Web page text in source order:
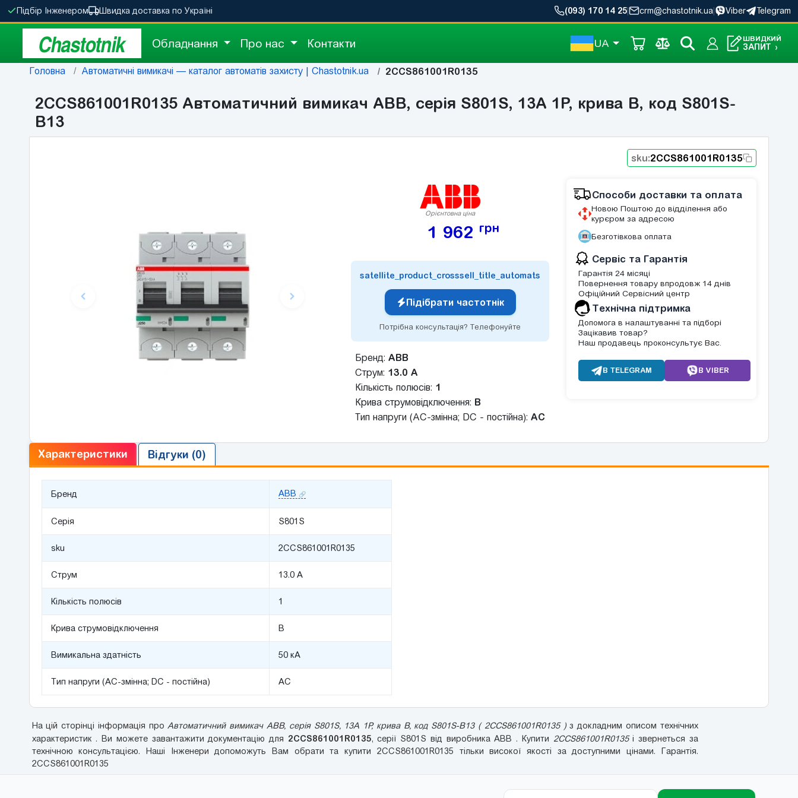
Підбір Інженером Швидка доставка по Україні (093) 170 14 25 crm@chastotnik.ua Viber Telegram
Chastotnik Обладнання Про нас Контакти UA ШВИДКИЙ
ЗАПИТ ›
Головна Автоматичні вимикачі — каталог автоматів захисту | Chastotnik.ua 2CCS861001R0135
2CCS861001R0135 Автоматичний вимикач ABB, серія S801S, 13А 1P, крива B, код S801S-
B13
sku:2CCS861001R0135
Орієнтовна ціна
1 962 грн
satellite_product_crosssell_title_automats
Підібрати частотнік
Потрібна консультація? Телефонуйте
Бренд:ABB
Струм: 13.0 А
Кількість полюсів: 1
Крива струмовідключення: B
Тип напруги (AC-змінна; DC - постійна):AC
Способи доставки та оплата
Новою Поштою до відділення або
курєром за адресою
Безготівкова оплата
Сервіс та Гарантія
Гарантія 24 місяці
Повернення товару впродовж 14 днів
Офіційний Сервісний центр
Tехнічна підтримка
Допомога в налаштуванні та підборі
Зацікавив товар?
Наш продавець проконсультує Вас.
В TELEGRAM В VIBER
Характеристики Відгуки (0)
Бренд ABB
Серія S801S
sku 2CCS861001R0135
Струм 13.0 А
Кількість полюсів 1
Крива струмовідключення B
Вимикальна здатність 50 кА
Тип напруги (AC-змінна; DC - постійна) AC
На цій сторінці інформація про Автоматичний вимикач ABB, серія S801S, 13А 1P, крива B, код S801S-B13 ( 2CCS861001R0135 )з докладним описом технічних
характеристик . Ви можете завантажити документацію для 2CCS861001R0135, серії S801S від виробника ABB . Купити 2CCS861001R0135і звернеться за
технічною консультацією. Наші Інженери допоможуть Вам обрати та купити 2CCS861001R0135 тільки високої якості за доступними цінами. Гарантія.
2CCS861001R0135